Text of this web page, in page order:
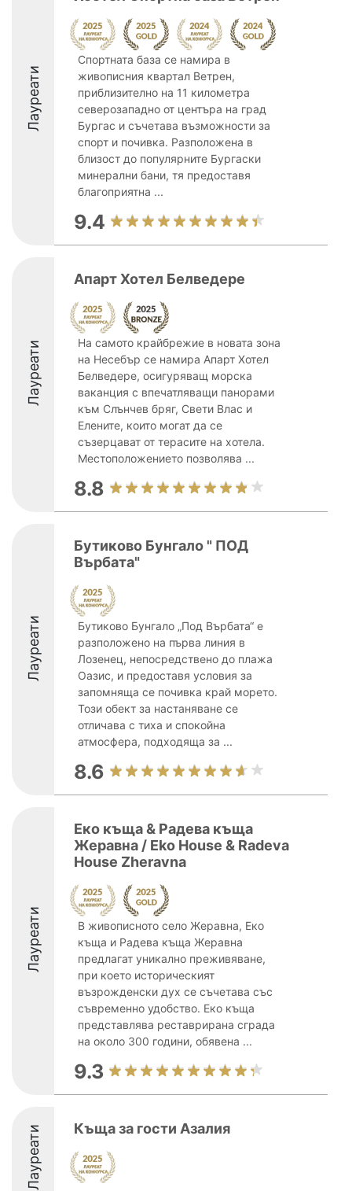
Лауреати
Спортната база се намира в
живописния квартал Ветрен,
приблизително на 11 километра
северозападно от центъра на град
Бургас и съчетава възможности за
спорт и почивка. Разположена в
близост до популярните Бургаски
минерални бани, тя предоставя
благоприятна ...
9.4
Лауреати
Апарт Хотел Белведере
На самото крайбрежие в новата зона
на Несебър се намира Апарт Хотел
Белведере, осигуряващ морска
ваканция с впечатляващи панорами
към Слънчев бряг, Свети Влас и
Елените, които могат да се
съзерцават от терасите на хотела.
Местоположението позволява ...
8.8
Лауреати
Бутиково Бунгало " ПОД
Върбата"
Бутиково Бунгало „Под Върбата“ е
разположено на първа линия в
Лозенец, непосредствено до плажа
Оазис, и предоставя условия за
запомняща се почивка край морето.
Този обект за настаняване се
отличава с тиха и спокойна
атмосфера, подходяща за ...
8.6
Лауреати
Еко къща & Радева къща
Жеравна / Eko House & Radeva
House Zheravna
В живописното село Жеравна, Еко
къща и Радева къща Жеравна
предлагат уникално преживяване,
при което историческият
възрожденски дух се съчетава със
съвременно удобство. Еко къща
представлява реставрирана сграда
на около 300 години, обявена ...
9.3
Лауреати Къща за гости Азалия